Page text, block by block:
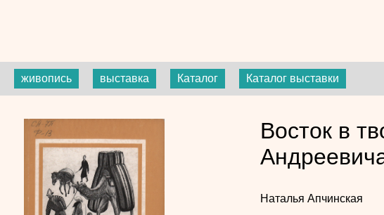
живопись выставка Каталог Каталог выставки
Восток в
Наталья Апчинская